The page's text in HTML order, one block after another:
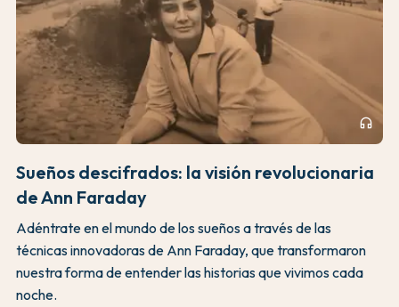
headphones
Sueños descifrados: la visión revolucionaria
de Ann Faraday
Adéntrate en el mundo de los sueños a través de las
técnicas innovadoras de Ann Faraday, que transformaron
nuestra forma de entender las historias que vivimos cada
noche.